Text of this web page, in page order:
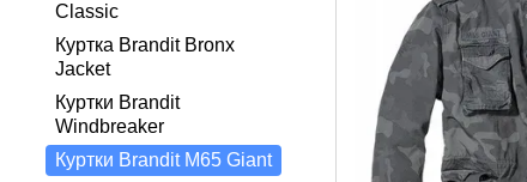
Classic
Куртка Brandit Bronx
Jacket
Куртки Brandit
Windbreaker
Куртки Brandit M65 Giant